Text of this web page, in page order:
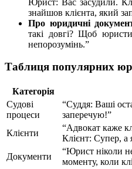
знайшов клієнта, який
Про юридичні
такі довгі? Щоб
непорозумінь.”
Таблиця популярних
Категорія
Судові
процеси
“Суддя: Ваші
заперечую!”
Клієнти
“Адвокат каже
Клієнт: Супер, а
Документи
“Юрист ніколи
моменту, коли